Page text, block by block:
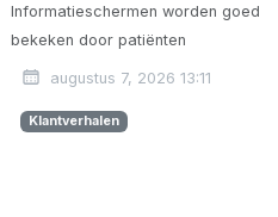
Informatieschermen worden goed
bekeken door patiënten
augustus 7, 2026 13:11
Klantverhalen